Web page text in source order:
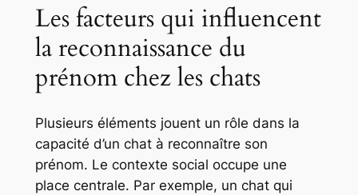
Les facteurs qui influencent
la reconnaissance du
prénom chez les chats
Plusieurs éléments jouent un rôle dans la
capacité d’un chat à reconnaître son
prénom. Le contexte social occupe une
place centrale. Par exemple, un chat qui